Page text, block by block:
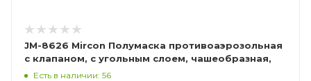
JM-8626 Mircon Полумаска противоаэрозольная
с клапаном, с угольным слоем, чашеобразная,
класс защиты FFP2 NR D, в упаковке 10 шт
Есть в наличии: 56